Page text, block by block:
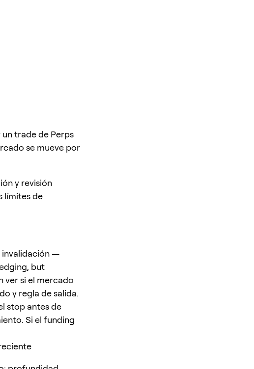
un trade de Perps
se mueve por
y revisión
límites de
invalidación —
but
ver si el mercado
y regla de salida.
stop antes de
Si el funding